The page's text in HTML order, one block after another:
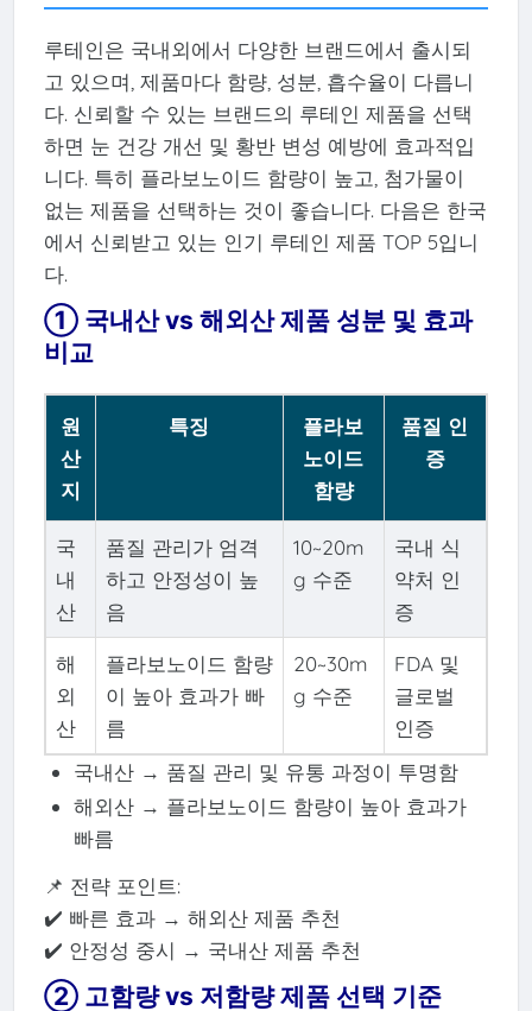
루테인은 국내외에서 다양한 브랜드에서 출시되
고 있으며, 제품마다 함량, 성분, 흡수율이 다릅니
다. 신뢰할 수 있는 브랜드의 루테인 제품을 선택
하면 눈 건강 개선 및 황반 변성 예방에 효과적입
니다. 특히 플라보노이드 함량이 높고, 첨가물이
없는 제품을 선택하는 것이 좋습니다. 다음은 한국
에서 신뢰받고 있는 인기 루테인 제품 TOP 5입니
다.
① 국내산 vs 해외산 제품 성분 및 효과
비교
원
산
지
특징
플라보
노이드
함량
품질 인
증
국
내
산
품질 관리가 엄격
하고 안정성이 높
음
10~20m
g 수준
국내 식
약처 인
증
해
외
산
플라보노이드 함량
이 높아 효과가 빠
름
20~30m
g 수준
FDA 및
글로벌
인증
국내산 → 품질 관리 및 유통 과정이 투명함
해외산 → 플라보노이드 함량이 높아 효과가
빠름
📌 전략 포인트:
✔️ 빠른 효과 → 해외산 제품 추천
✔️ 안정성 중시 → 국내산 제품 추천
② 고함량 vs 저함량 제품 선택 기준